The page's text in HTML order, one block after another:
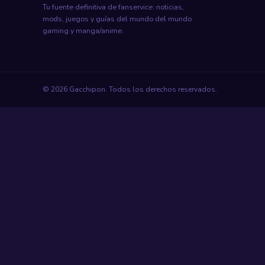
Tu fuente definitiva de fanservice: noticias,
mods, juegos y guías del mundo del mundo
gaming y manga/anime.
© 2026 Gacchipon. Todos los derechos reservados.